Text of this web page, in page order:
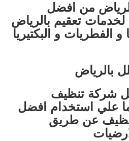
من افضل
لخدمات تعقيم بالرياض
الفطريات و البكتيريا
بالرياض
شركة تنظيف
علي استخدام افضل
عن طريق